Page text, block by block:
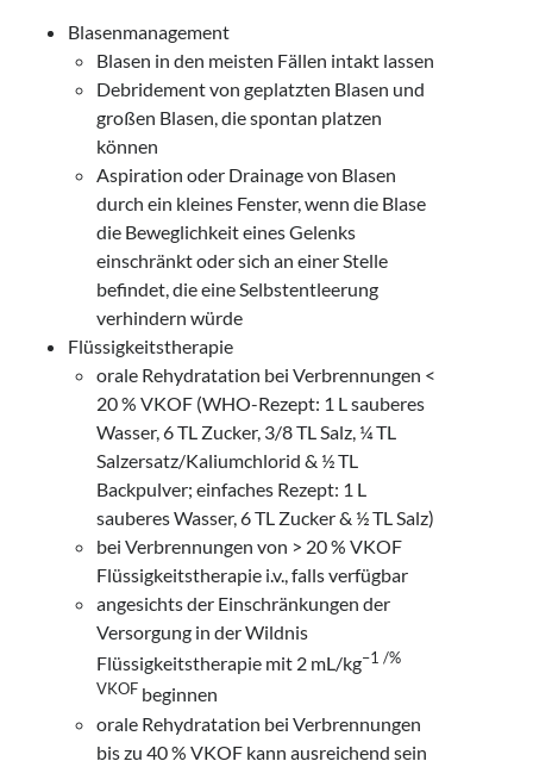
Blasenmanagement
Blasen in den meisten Fällen intakt lassen
Debridement von geplatzten Blasen und
großen Blasen, die spontan platzen
können
Aspiration oder Drainage von Blasen
durch ein kleines Fenster, wenn die Blase
die Beweglichkeit eines Gelenks
einschränkt oder sich an einer Stelle
befindet, die eine Selbstentleerung
verhindern würde
Flüssigkeitstherapie
orale Rehydratation bei Verbrennungen <
20 % VKOF (WHO-Rezept: 1 L sauberes
Wasser, 6 TL Zucker, 3/8 TL Salz, ¼ TL
Salzersatz/Kaliumchlorid & ½ TL
Backpulver; einfaches Rezept: 1 L
sauberes Wasser, 6 TL Zucker & ½ TL Salz)
bei Verbrennungen von > 20 % VKOF
Flüssigkeitstherapie i.v., falls verfügbar
angesichts der Einschränkungen der
Versorgung in der Wildnis
Flüssigkeitstherapie mit 2 mL/kg–1 /%
VKOF beginnen
orale Rehydratation bei Verbrennungen
bis zu 40 % VKOF kann ausreichend sein